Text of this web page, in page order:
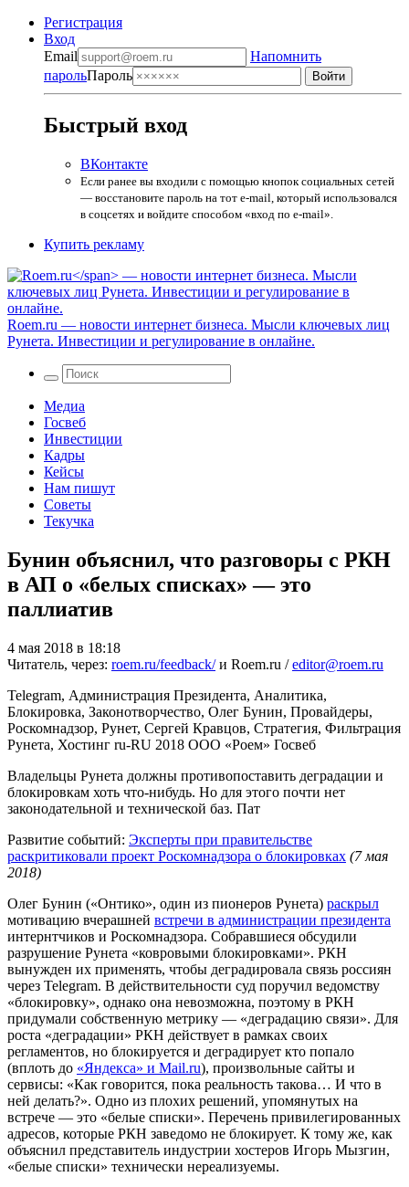
Регистрация
Вход
Email
Напомнить
парольПароль
Быстрый вход
ВКонтакте
Если ранее вы входили с помощью кнопок социальных сетей
— восстановите пароль на тот e-mail, который использовался
в соцсетях и войдите способом «вход по e-mail».
Купить рекламу
Roem.ru — новости интернет бизнеса. Мысли ключевых лиц
Рунета. Инвестиции и регулирование в онлайне.
Медиа
Госвеб
Инвестиции
Кадры
Кейсы
Нам пишут
Советы
Текучка
Бунин объяснил, что разговоры с РКН
в АП о «белых списках» — это
паллиатив
4 мая 2018 в 18:18
Читатель, через: roem.ru/feedback/и Roem.ru /editor@roem.ru
Telegram, Администрация Президента, Аналитика,
Блокировка, Законотворчество, Олег Бунин, Провайдеры,
Роскомнадзор, Рунет, Сергей Кравцов, Стратегия, Фильтрация
Рунета, Хостинг ru-RU 2018 ООО «Роем» Госвеб
Владельцы Рунета должны противопоставить деградации и
блокировкам хоть что-нибудь. Но для этого почти нет
законодательной и технической баз. Пат
Развитие событий: Эксперты при правительстве
раскритиковали проект Роскомнадзора о блокировках (7 мая
2018)
Олег Бунин («Онтико», один из пионеров Рунета) раскрыл
мотивацию вчерашней встречи в администрации президента
интернтчиков и Роскомнадзора. Собравшиеся обсудили
разрушение Рунета «ковровыми блокировками». РКН
вынужден их применять, чтобы деградировала связь россиян
через Telegram. В действительности суд поручил ведомству
«блокировку», однако она невозможна, поэтому в РКН
придумали собственную метрику — «деградацию связи». Для
роста «деградации» РКН действует в рамках своих
регламентов, но блокируется и деградирует кто попало
(вплоть до «Яндекса» и Mail.ru), произвольные сайты и
сервисы: «Как говорится, пока реальность такова… И что в
ней делать?». Одно из плохих решений, упомянутых на
встрече — это «белые списки». Перечень привилегированных
адресов, которые РКН заведомо не блокирует. К тому же, как
объяснил представитель индустрии хостеров Игорь Мызгин,
«белые списки» технически нереализуемы.